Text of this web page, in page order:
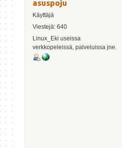
asuspoju
Käyttäjä
Viestejä: 640
Linux_Eki useissa
verkkopeleissä, palveluissa jne.